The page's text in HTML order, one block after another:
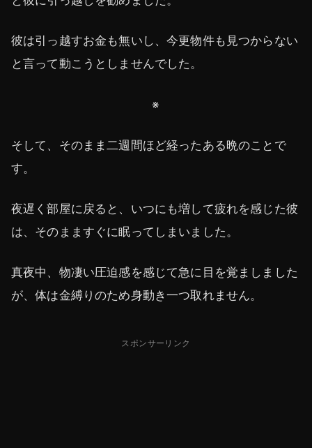
彼は引っ越すお金も無いし、今更物件も見つからない
と言って動こうとしませんでした。
※
そして、そのまま二週間ほど経ったある晩のことで
す。
夜遅く部屋に戻ると、いつにも増して疲れを感じた彼
は、そのまますぐに眠ってしまいました。
真夜中、物凄い圧迫感を感じて急に目を覚ましました
が、体は金縛りのため身動き一つ取れません。
スポンサーリンク